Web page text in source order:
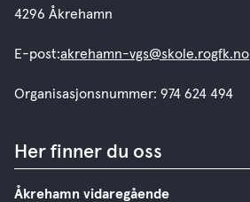
4296 Åkrehamn
E-post:akrehamn-vgs@skole.rogfk.no
Organisasjonsnummer: 974 624 494
Her finner du oss
Åkrehamn vidaregående